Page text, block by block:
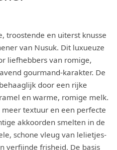
troostende en uiterst knusse
van Nusuk. Dit luxueuze
liefhebbers van romige,
gourmand-karakter. De
door een rijke
en warme, romige melk.
textuur en een perfecte
akkoorden smelten in de
schone vleug van lelietjes-
verfijnde frisheid. De basis